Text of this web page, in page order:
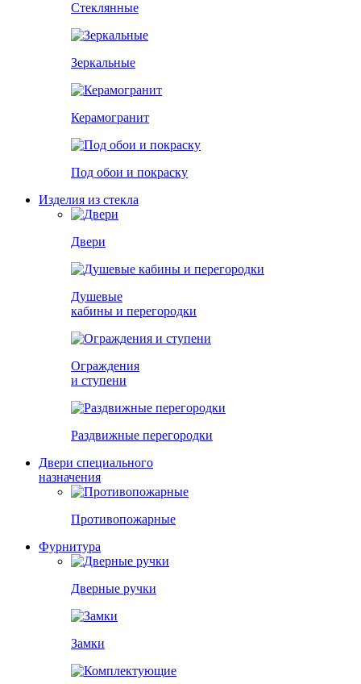
Стеклянные
Зеркальные
Керамогранит
Под обои и покраску
Изделия из стекла
Двери
Душевые
кабины и перегородки
Ограждения
и ступени
Раздвижные перегородки
Двери специального
назначения
Противопожарные
Фурнитура
Дверные ручки
Замки